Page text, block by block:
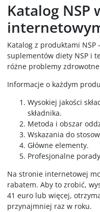
Katalog NSP
Katalog z produktami
suplementów diety NSP i
różne problemy
Informacje o każdym
Wysokiej jakości
składnika.
Metoda i obszar
Wskazania do
Główne elementy.
Profesjonalne
Na stronie internetowej
rabatem. Aby to zrobić,
41 euro lub więcej,
przynajmniej raz w roku.